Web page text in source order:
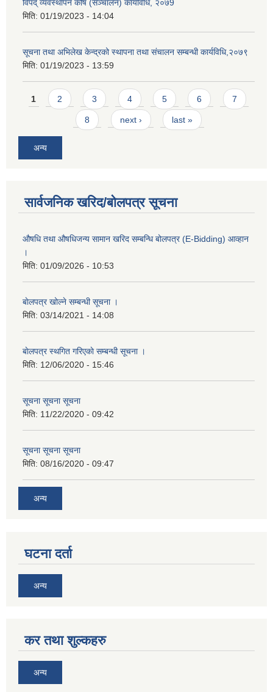
विपद् व्यवस्थापन कोष (सञ्चालन) कार्यविधि, २०७9
मिति: 01/19/2023 - 14:04
सूचना तथा अभिलेख केन्द्रको स्थापना तथा संचालन सम्बन्धी कार्यविधि,२०७९
मिति: 01/19/2023 - 13:59
Pages
1 2 3 4 5 6 7
8 next › last »
अन्य
सार्वजनिक खरिद/बोलपत्र सूचना
औषधि तथा औषधिजन्य सामान खरिद सम्बन्धि बोलपत्र (E-Bidding) आव्हान
।
मिति: 01/09/2026 - 10:53
बाेलपत्र खोल्ने सम्बन्धी सूचना ।
मिति: 03/14/2021 - 14:08
बाेलपत्र स्थगित गरिएकाे सम्बन्धी सूचना ।
मिति: 12/06/2020 - 15:46
सूचना सूचना सूचना
मिति: 11/22/2020 - 09:42
सूचना सूचना सूचना
मिति: 08/16/2020 - 09:47
अन्य
घटना दर्ता
अन्य
कर तथा शुल्कहरु
अन्य